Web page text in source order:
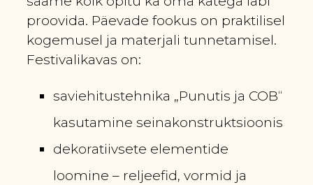
proovida. Päevade fookus on praktilisel
kogemusel ja materjali tunnetamisel.
Festivalikavas on:
saviehitustehnika „Punutis ja COB“
kasutamine seinakonstruktsioonis
dekoratiivsete elementide
loomine – reljeefid, vormid ja